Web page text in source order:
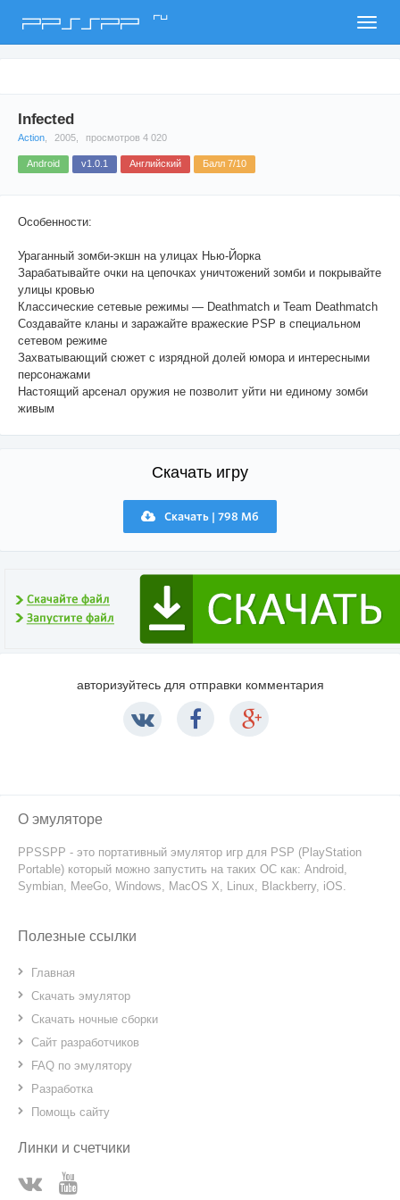
PPSSPP ru
Infected
Action 2005, просмотров 4 020
Android v1.0.1 Английский Балл 7/10
Особенности:
Ураганный зомби-экшн на улицах Нью-Йорка
Зарабатывайте очки на цепочках уничтожений зомби и покрывайте
улицы кровью
Классические сетевые режимы — Deathmatch и Team Deathmatch
Создавайте кланы и заражайте вражеские PSP в специальном
сетевом режиме
Захватывающий сюжет с изрядной долей юмора и интересными
персонажами
Настоящий арсенал оружия не позволит уйти ни единому зомби
живым
Скачать игру
Скачать | 798 Мб
авторизуйтесь для отправки комментария
О эмуляторе
PPSSPP - это портативный эмулятор игр для PSP (PlayStation
Portable) который можно запустить на таких ОС как: Android,
Symbian, MeeGo, Windows, MacOS X, Linux, Blackberry, iOS.
Полезные ссылки
Главная
Скачать эмулятор
Скачать ночные сборки
Сайт разработчиков
FAQ по эмулятору
Разработка
Помощь сайту
Линки и счетчики